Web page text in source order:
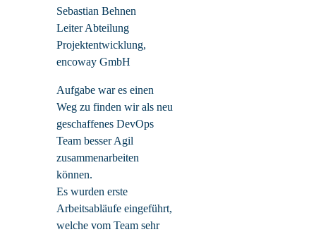
Sebastian Behnen
Leiter Abteilung
Projektentwicklung,
encoway GmbH
Aufgabe war es einen
Weg zu finden wir als neu
geschaffenes DevOps
Team besser Agil
zusammenarbeiten
können.
Es wurden erste
Arbeitsabläufe eingeführt,
welche vom Team sehr